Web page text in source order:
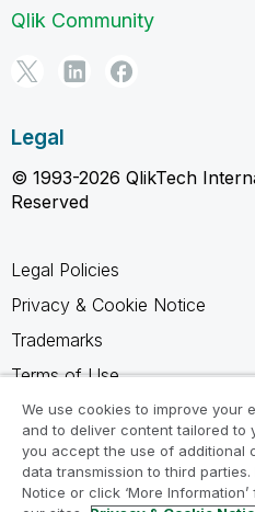
Qlik Community
Legal
© 1993-2026 QlikTech
Reserved
Legal Policies
Privacy & Cookie Notice
Trademarks
Terms of Use
Legal Agreements
Product Terms
Do not share my info
We use cookies to improve your
and to deliver content tailored to
you accept the use of additional
data transmission to third
Notice or click ‘More